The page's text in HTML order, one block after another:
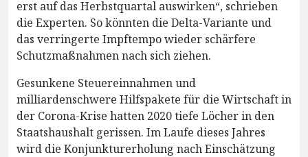
erst auf das Herbstquartal auswirken“, schrieben
die Experten. So könnten die Delta-Variante und
das verringerte Impftempo wieder schärfere
Schutzmaßnahmen nach sich ziehen.
Gesunkene Steuereinnahmen und
milliardenschwere Hilfspakete für die Wirtschaft in
der Corona-Krise hatten 2020 tiefe Löcher in den
Staatshaushalt gerissen. Im Laufe dieses Jahres
wird die Konjunkturerholung nach Einschätzung